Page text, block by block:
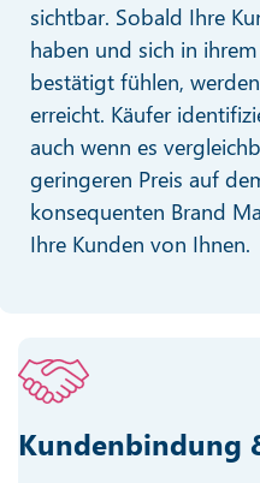
sichtbar. Sobald Ihre
haben und sich in
bestätigt fühlen,
erreicht. Käufer
auch wenn es
geringeren Preis auf
konsequenten Brand
Ihre Kunden von Ihnen.
Kundenbindung